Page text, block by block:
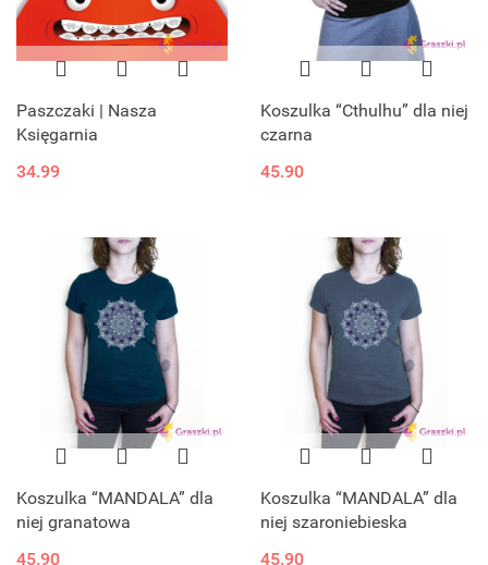
Paszczaki | Nasza
Księgarnia
34.99
Koszulka “Cthulhu” dla niej
czarna
45.90
Koszulka “MANDALA” dla
niej granatowa
45.90
Koszulka “MANDALA” dla
niej szaroniebieska
45.90